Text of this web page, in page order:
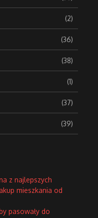
(2)
(36)
(38)
(1)
(37)
(39)
z najlepszych
mieszkania od
pasowały do